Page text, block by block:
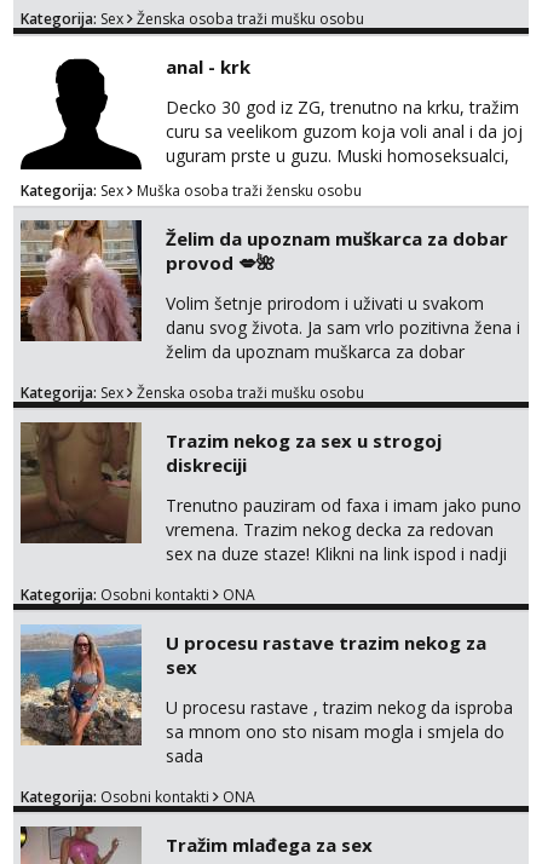
na sexdater link i javi mi se tamo....
Kategorija: Sex Ženska osoba traži mušku osobu
anal - krk
Decko 30 god iz ZG, trenutno na krku, tražim
curu sa veelikom guzom koja voli anal i da joj
uguram prste u guzu. Muski homoseksualci,
parovi i transiči odjebite, ne zanimate me. Bilo
kakva placanja opcenito (gotovina) ili
unaprijed (aircash, paysafecard, bonovi) ne
dolaze u obzir. Javit se prvo porukom na
whatsapp 0958048882.
Kategorija: Sex Muška osoba traži žensku osobu
Želim da upoznam muškarca za dobar
provod 💋🌺
Volim šetnje prirodom i uživati u svakom
danu svog života. Ja sam vrlo pozitivna žena i
želim da upoznam muškarca za dobar
na link ispod i nadji me tamo, cekam te!
Kategorija: Sex Ženska osoba traži mušku osobu
Trazim nekog za sex u strogoj
diskreciji
Trenutno pauziram od faxa i imam jako puno
vremena. Trazim nekog decka za redovan
sex na duze staze! Klikni na link ispod i nadji
Kategorija: Osobni kontakti ONA
U procesu rastave trazim nekog za
sex
U procesu rastave , trazim nekog da isproba
sa mnom ono sto nisam mogla i smjela do
sada
Kategorija: Osobni kontakti ONA
Tražim mlađega za sex